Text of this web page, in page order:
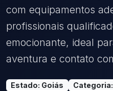
com equipamentos
profissionais
emocionante, ideal
aventura e contato
Estado: Goiás Categoria: